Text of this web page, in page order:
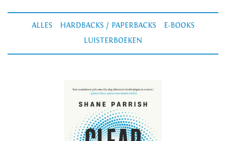
ALLES HARDBACKS / PAPERBACKS
E-BOOKS
LUISTERBOEKEN